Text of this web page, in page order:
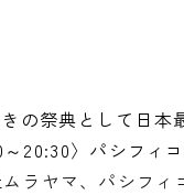
の祭典として日本
20:30〉パシフィ
ラヤマ、パシフィ